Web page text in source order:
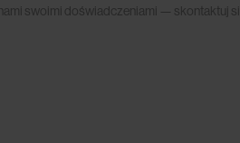
swoimi doświadczeniami — skontaktuj